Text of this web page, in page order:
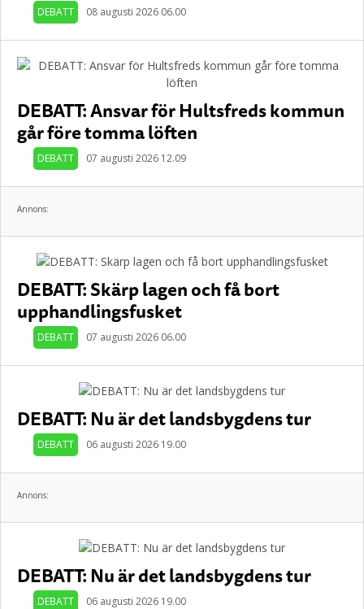
DEBATT 08 augusti 2026 06.00
DEBATT: Ansvar för Hultsfreds kommun
går före tomma löften
DEBATT 07 augusti 2026 12.09
Annons:
DEBATT: Skärp lagen och få bort
upphandlingsfusket
DEBATT 07 augusti 2026 06.00
DEBATT: Nu är det landsbygdens tur
DEBATT 06 augusti 2026 19.00
Annons:
DEBATT: Nu är det landsbygdens tur
DEBATT 06 augusti 2026 19.00